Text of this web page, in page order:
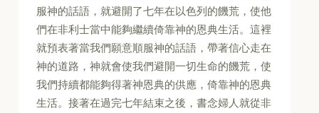
服神的話語，就避開了七年在以色列的饑荒，使他
們在非利士當中能夠繼續倚靠神的恩典生活。這裡
就預表著當我們願意順服神的話語，帶著信心走在
神的道路，神就會使我們避開一切生命的饑荒，使
我們持續都能夠得著神恩典的供應，倚靠神的恩典
生活。接著在過完七年結束之後，書念婦人就從非